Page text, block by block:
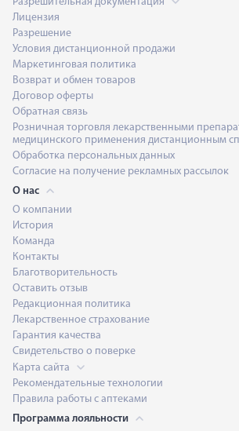
Лицензия
Разрешение
Условия дистанционной продажи
Маркетинговая политика
Возврат и обмен товаров
Договор оферты
Обратная связь
Розничная торговля лекарственными
медицинского применения дистанционным
Обработка персональных данных
Согласие на получение рекламных рассылок
О нас
О компании
История
Команда
Контакты
Благотворительность
Оставить отзыв
Редакционная политика
Лекарственное страхование
Гарантия качества
Свидетельство о поверке
Карта сайта
Рекомендательные технологии
Правила работы с аптеками
Программа лояльности